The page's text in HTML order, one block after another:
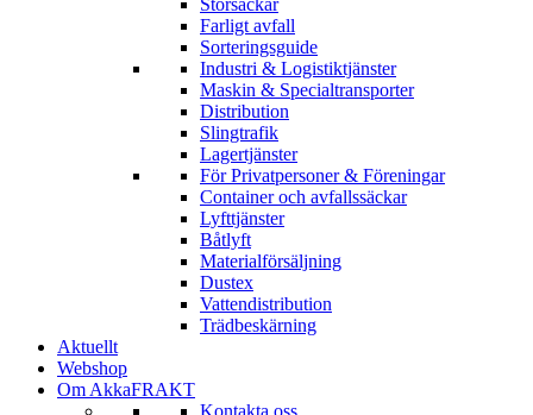
Farligt avfall
Sorteringsguide
Industri & Logistiktjänster
Maskin & Specialtransporter
Distribution
Slingtrafik
Lagertjänster
För Privatpersoner & Föreningar
Container och avfallssäckar
Lyfttjänster
Båtlyft
Materialförsäljning
Dustex
Vattendistribution
Trädbeskärning
Aktuellt
Webshop
Om AkkaFRAKT
Kontakta oss
förbättra
hemsidans
funktionalitet